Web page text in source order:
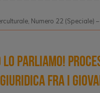
, Numero 22 (Speciale)
parliamo!
fra i